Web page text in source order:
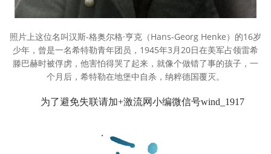
照片上这位名叫汉斯-格奥尔格·亨克（Hans-Georg Henke）的16岁
少年，曾是一名希特勒青年团员，1945年3月20日在美军占领雷希
滕巴赫时被俘虏，他害怕得哭了起来，就像个做错了事的孩子，一
个月后，希特勒在地堡中自杀，纳粹德国覆灭。
为了避免失联请加+激流网小编微信号wind_1917